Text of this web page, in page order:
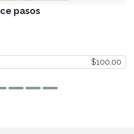
pasos
$100.00